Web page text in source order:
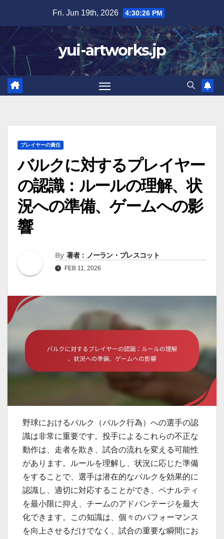
content
Fri. Jun 19th, 2026 4:30:27 PM
yui-artworks.jp
プレイヤーの責任
バルクに対するプレイヤー
の認識：ルールの理解、状
況への準備、ゲームへの影
響
By 著者：ノーラン・プレスコット
FEB 11, 2026
野球におけるバルク（バルク行為）への選手の認
識は非常に重要です。投手によるこれらの不正な
動作は、走者を欺き、試合の流れを変える可能性
があります。ルールを理解し、状況に応じた準備
をすることで、選手は潜在的なバルクを効果的に
認識し、適切に対応することができ、ペナルティ
を最小限に抑え、チームのアドバンテージを最大
化できます。この知識は、個々のパフォーマンス
を向上させるだけでなく、試合の重要な瞬間にお